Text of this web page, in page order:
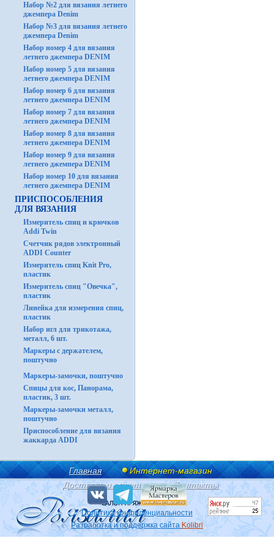
Набор №2 для вязания летнего
джемпера Denim
Набор №3 для вязания летнего
джемпера Denim
Набор номер 4 для вязания
летнего джемпера DENIM
Набор номер 5 для вязания
летнего джемпера DENIM
Набор номер 6 для вязания
летнего джемпера DENIM
Набор номер 7 для вязания
летнего джемпера DENIM
Набор номер 8 для вязания
летнего джемпера DENIM
Набор номер 9 для вязания
летнего джемпера DENIM
Набор номер 10 для вязания
летнего джемпера DENIM
ПРИСПОСОБЛЕНИЯ
ДЛЯ ВЯЗАНИЯ
Измеритель спиц и крючков
Addi Twin
Счетчик рядов электронный
ADDI Counter
Измеритель спиц Knit Pro,
пластик
Измеритель спиц "Овечка",
пластик
Линейка для измерения спиц,
пластик
Набор игл для трикотажа,
металл, 6 шт.
Маркеры с держателем,
поштучно
Маркеры-замочки, поштучно
Спицы для кос, Панорама,
пластик, 3 шт.
Маркеры-замочки металл,
поштучно
Приспособление для вязания
жаккарда ADDI
Главная
Интернет-магазин
Доставка и оплата
Контакты
Политика конфиденциальности
Разработка и поддержка сайта Kolibri